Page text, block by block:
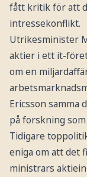
fått kritik för att
intressekonflikt.
Utrikesminister
aktier i ett it-
om en
Ericsson samma
på forskning
Tidigare
eniga om att det
ministrars